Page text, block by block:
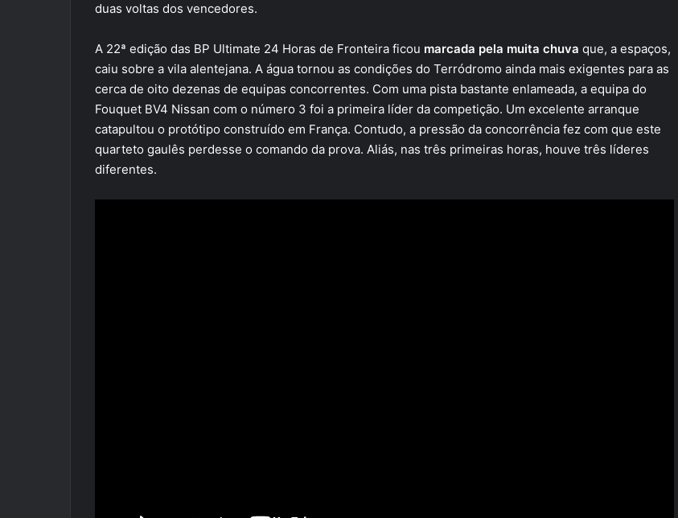
duas voltas dos vencedores.
A 22ª edição das BP Ultimate 24 Horas de Fronteira ficou marcada pela muita chuva que, a espaços,
caiu sobre a vila alentejana. A água tornou as condições do Terródromo ainda mais exigentes para as
cerca de oito dezenas de equipas concorrentes. Com uma pista bastante enlameada, a equipa do
Fouquet BV4 Nissan com o número 3 foi a primeira líder da competição. Um excelente arranque
catapultou o protótipo construído em França. Contudo, a pressão da concorrência fez com que este
quarteto gaulês perdesse o comando da prova. Aliás, nas três primeiras horas, houve três líderes
diferentes.